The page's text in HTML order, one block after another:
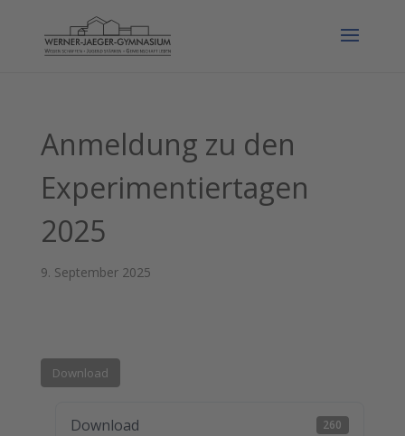
Anmeldung zu den
Experimentiertagen
2025
9. September 2025
Download
Download 260